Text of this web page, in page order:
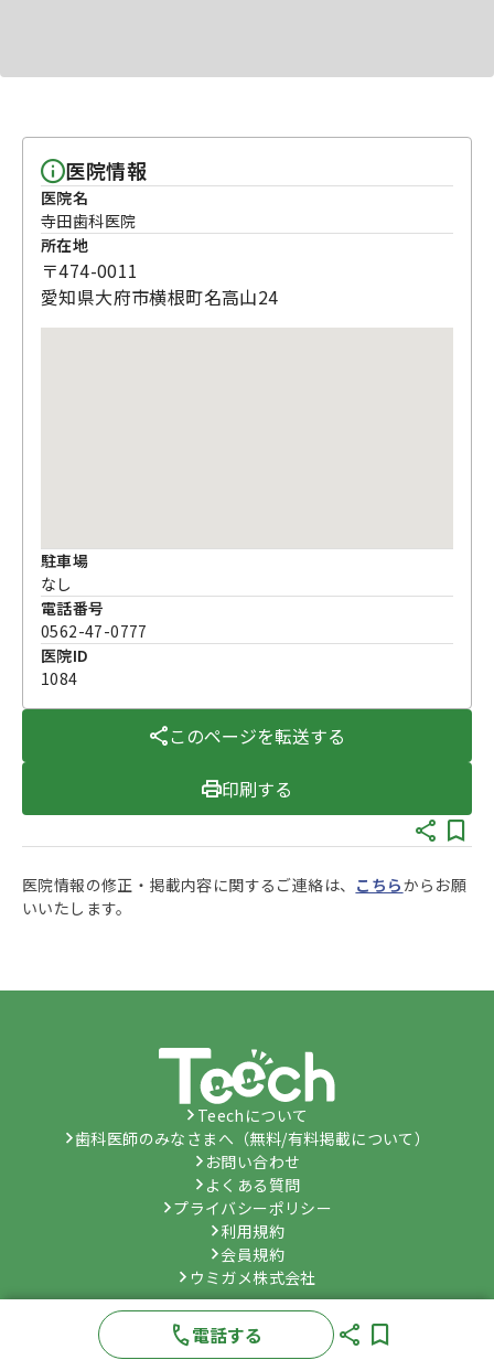
医院情報
医院名
寺田歯科医院
所在地
〒474-0011
愛知県大府市横根町名高山24
駐車場
なし
電話番号
0562-47-0777
医院ID
1084
このページを転送する
印刷する
医院情報の修正・掲載内容に関するご連絡は、 こちらからお願
いいたします。
Teechについて
歯科医師のみなさまへ（無料/有料掲載について）
お問い合わせ
よくある質問
プライバシーポリシー
利用規約
会員規約
ウミガメ株式会社
© Umygame Co., Ltd. All Rights Reserved.